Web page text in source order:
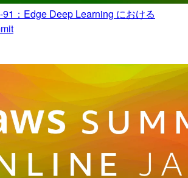
91：Edge Deep Learning における